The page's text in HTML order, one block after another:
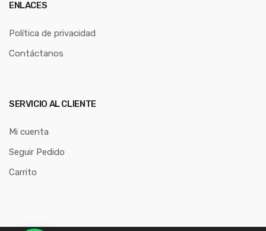
ENLACES
Política de privacidad
Contáctanos
SERVICIO AL CLIENTE
Mi cuenta
Seguir Pedido
Carrito